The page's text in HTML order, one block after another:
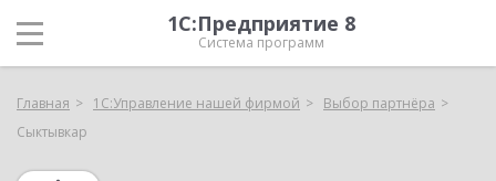
1С:Предприятие 8
Система программ
Главная 1С:Управление нашей фирмой
Выбор партнёра
Сыктывкар